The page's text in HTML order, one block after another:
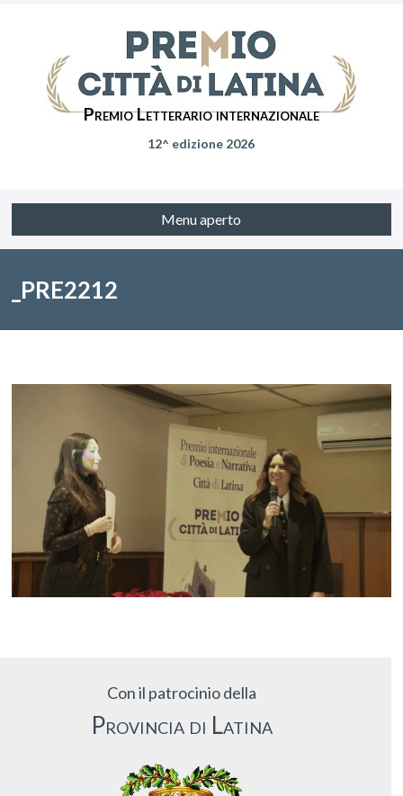
Premio Letterario internazionale
12^ edizione 2026
Menu aperto
_PRE2212
Con il patrocinio della
Provincia di Latina